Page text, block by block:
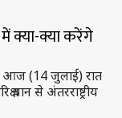
क्या-क्या करेंगे
आज (14 जुलाई) रात
से अंतरराष्ट्रीय